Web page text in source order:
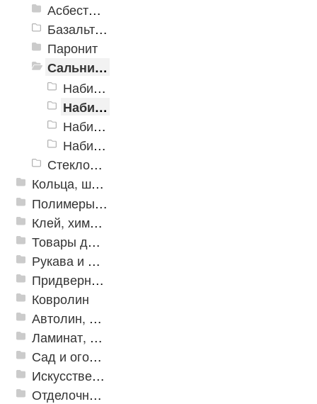
Асбестотехнические изделия
Базальтовые шнуры
Паронит
Сальниковая набивка
Набивки АГИ
Набивки АС
Набивки АФТ
Набивки безасбестовые
Стеклоткань Стеклопластик
Кольца, шайбы, манжеты
Полимеры и пластики
Клей, химия, сопутствующие товары
Товары для дома
Рукава и шланги промышленные
Придверные решетки
Ковролин
Автолин, Транслин, Линолеум
Ламинат, Кварцвиниловая плитка SPC
Сад и огород
Искусственная трава
Отделочные профили